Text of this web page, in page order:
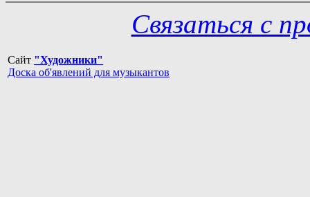
Связаться с
Сайт "Художники"
Доска об'явлений для музыкантов